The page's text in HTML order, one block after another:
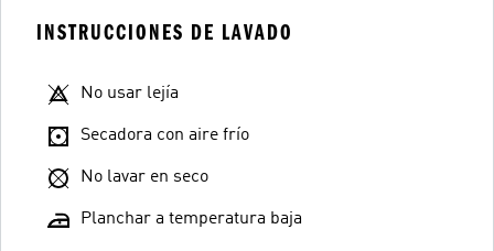
INSTRUCCIONES DE LAVADO
No usar lejía
Secadora con aire frío
No lavar en seco
Planchar a temperatura baja